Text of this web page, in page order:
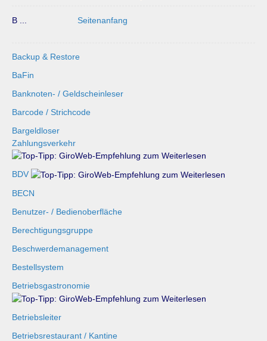
B ... Seitenanfang
Backup & Restore
BaFin
Banknoten- / Geldscheinleser
Barcode / Strichcode
Bargeldloser
Zahlungsverkehr
BDV
BECN
Benutzer- / Bedienoberfläche
Berechtigungsgruppe
Beschwerdemanagement
Bestellsystem
Betriebsgastronomie
Betriebsleiter
Betriebsrestaurant / Kantine